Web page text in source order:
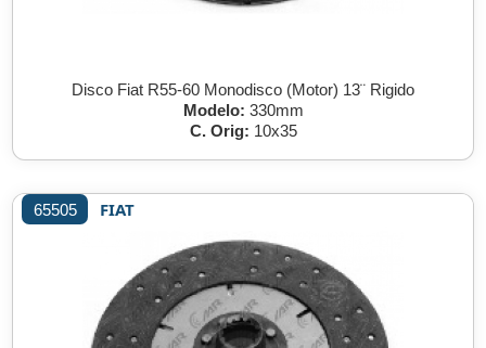
Disco Fiat R55-60 Monodisco (Motor) 13¨ Rigido
Modelo: 330mm
C. Orig: 10x35
65505 FIAT